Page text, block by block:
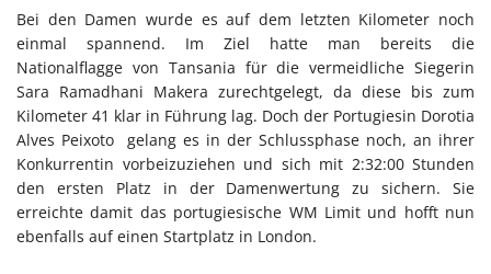
Bei den Damen wurde es auf dem letzten Kilometer noch
einmal spannend. Im Ziel hatte man bereits die
Nationalflagge von Tansania für die vermeidliche Siegerin
Sara Ramadhani Makera zurechtgelegt, da diese bis zum
Kilometer 41 klar in Führung lag. Doch der Portugiesin Dorotia
Alves Peixoto gelang es in der Schlussphase noch, an ihrer
Konkurrentin vorbeizuziehen und sich mit 2:32:00 Stunden
den ersten Platz in der Damenwertung zu sichern. Sie
erreichte damit das portugiesische WM Limit und hofft nun
ebenfalls auf einen Startplatz in London.